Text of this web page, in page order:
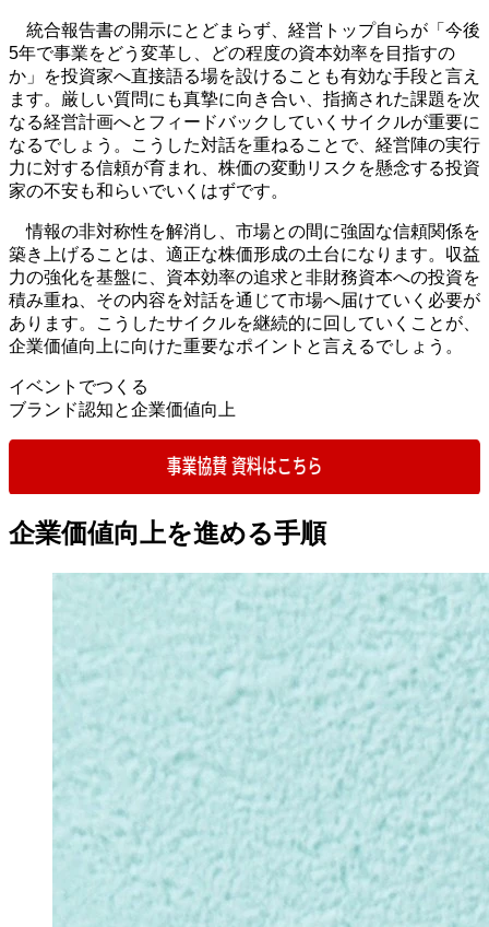
統合報告書の開示にとどまらず、経営トップ自らが「今後
5年で事業をどう変革し、どの程度の資本効率を目指すの
か」を投資家へ直接語る場を設けることも有効な手段と言え
ます。厳しい質問にも真摯に向き合い、指摘された課題を次
なる経営計画へとフィードバックしていくサイクルが重要に
なるでしょう。こうした対話を重ねることで、経営陣の実行
力に対する信頼が育まれ、株価の変動リスクを懸念する投資
家の不安も和らいでいくはずです。
情報の非対称性を解消し、市場との間に強固な信頼関係を
築き上げることは、適正な株価形成の土台になります。収益
力の強化を基盤に、資本効率の追求と非財務資本への投資を
積み重ね、その内容を対話を通じて市場へ届けていく必要が
あります。こうしたサイクルを継続的に回していくことが、
企業価値向上に向けた重要なポイントと言えるでしょう。
イベントでつくる
ブランド認知と企業価値向上
企業価値向上を進める手順